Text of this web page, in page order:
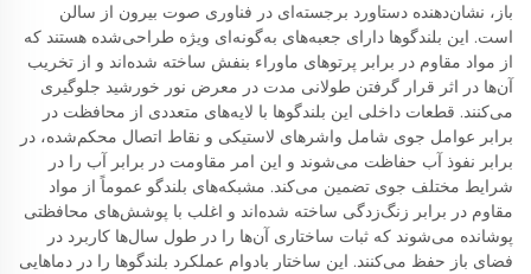
باز، نشان‌دهنده دستاورد برجسته‌ای در فناوری صوت بیرون از سالن
است. این بلندگوها دارای جعبه‌های به‌گونه‌ای ویژه طراحی‌شده هستند که
از مواد مقاوم در برابر پرتوهای ماوراء بنفش ساخته شده‌اند و از تخریب
آن‌ها در اثر قرار گرفتن طولانی مدت در معرض نور خورشید جلوگیری
می‌کنند. قطعات داخلی این بلندگوها با لایه‌های متعددی از محافظت در
برابر عوامل جوی شامل واشرهای لاستیکی و نقاط اتصال محکم‌شده، در
برابر نفوذ آب حفاظت می‌شوند و این امر مقاومت در برابر آب را در
شرایط مختلف جوی تضمین می‌کند. مشبکه‌های بلندگو عموماً از مواد
مقاوم در برابر زنگ‌زدگی ساخته شده‌اند و اغلب با پوشش‌های محافظتی
پوشانده می‌شوند که ثبات ساختاری آن‌ها را در طول سال‌ها کاربرد در
فضای باز حفظ می‌کنند. این ساختار بادوام عملکرد بلندگوها را در دماهایی